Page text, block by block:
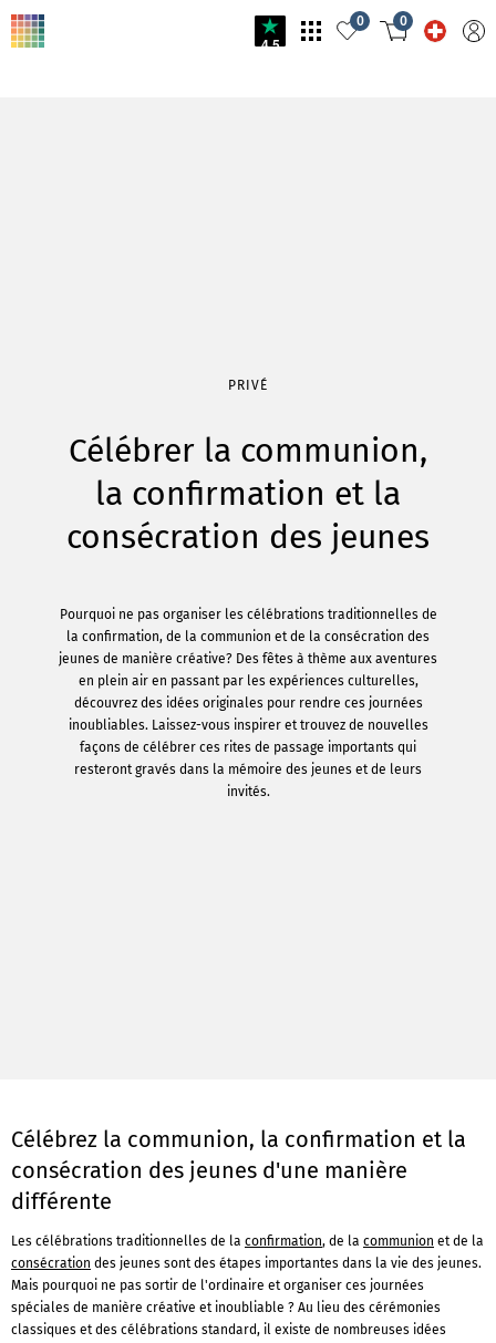
4.5
0 0
PRIVÉ
Célébrer la communion,
la confirmation et la
consécration des jeunes
Pourquoi ne pas organiser les célébrations traditionnelles de
la confirmation, de la communion et de la consécration des
jeunes de manière créative? Des fêtes à thème aux aventures
en plein air en passant par les expériences culturelles,
découvrez des idées originales pour rendre ces journées
inoubliables. Laissez-vous inspirer et trouvez de nouvelles
façons de célébrer ces rites de passage importants qui
resteront gravés dans la mémoire des jeunes et de leurs
invités.
Célébrez la communion, la confirmation et la
consécration des jeunes d'une manière
différente
Les célébrations traditionnelles de la confirmation, de la communion et de la
consécration des jeunes sont des étapes importantes dans la vie des jeunes.
Mais pourquoi ne pas sortir de l'ordinaire et organiser ces journées
spéciales de manière créative et inoubliable ? Au lieu des cérémonies
classiques et des célébrations standard, il existe de nombreuses idées